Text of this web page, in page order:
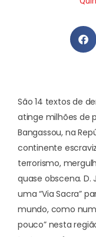
São 14 textos de
atinge milhões de
Bangassou, na
continente
terrorismo,
quase obscena. D.
uma “Via Sacra”
mundo, como
pouco” nesta